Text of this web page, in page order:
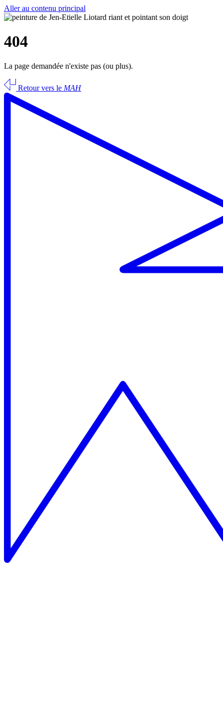
Aller au contenu principal
404
La page demandée n'existe pas (ou plus).
Retour vers le MAH